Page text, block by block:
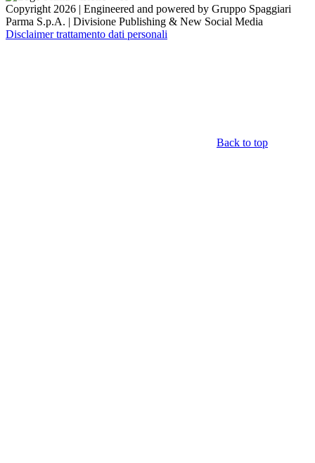
Copyright 2026 | Engineered and powered by Gruppo Spaggiari
Parma S.p.A. | Divisione Publishing & New Social Media
Disclaimer trattamento dati personali
Back to top